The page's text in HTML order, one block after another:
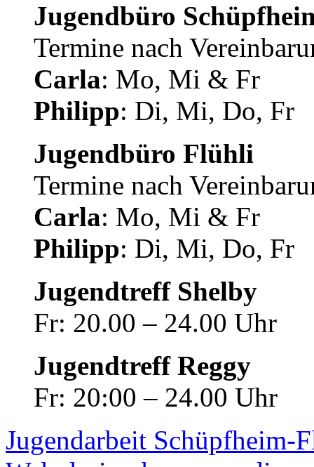
Jugendbüro
Termine nach
Carla: Mo, Mi & Fr
Philipp: Di, Mi, Do, Fr
Jugendbüro Flühli
Termine nach
Carla: Mo, Mi & Fr
Philipp: Di, Mi, Do, Fr
Jugendtreff Shelby
Fr: 20.00 – 24.00 Uhr
Jugendtreff Reggy
Fr: 20:00 – 24.00 Uhr
Jugendarbeit Schüpfheim-